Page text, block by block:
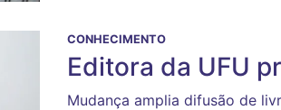
CONHECIMENTO
Editora da UFU
Mudança amplia difusão de